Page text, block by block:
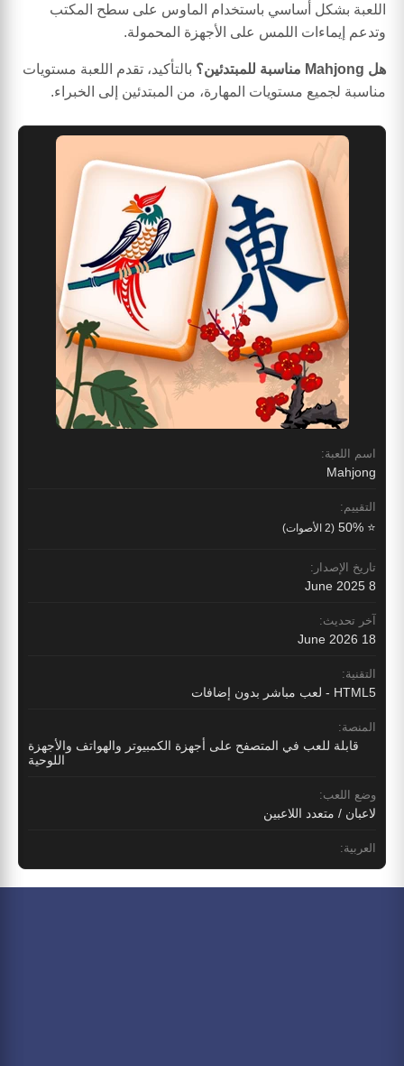
اللعبة بشكل أساسي باستخدام الماوس على سطح المكتب
وتدعم إيماءات اللمس على الأجهزة المحمولة.
هل Mahjong مناسبة للمبتدئين؟
بالتأكيد، تقدم اللعبة مستويات
مناسبة لجميع مستويات المهارة، من المبتدئين إلى الخبراء.
اسم اللعبة:
Mahjong
التقييم:
⭐ 50% (2 الأصوات)
تاريخ الإصدار:
8 June 2025
آخر تحديث:
18 June 2026
التقنية:
HTML5 - لعب مباشر بدون إضافات
المنصة:
قابلة للعب في المتصفح على أجهزة الكمبيوتر والهواتف والأجهزة
اللوحية
وضع اللعب:
لاعبان / متعدد اللاعبين
العربية: